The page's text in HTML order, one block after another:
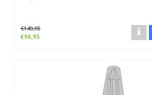
€149,95
€96,95